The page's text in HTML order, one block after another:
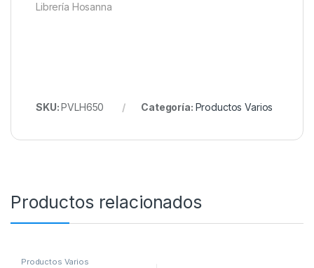
Librería Hosanna
SKU:PVLH650 Categoría: Productos Varios
Productos relacionados
Productos Varios